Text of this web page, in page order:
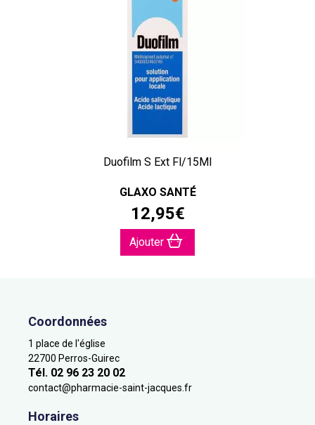
Duofilm S Ext Fl/15Ml
GLAXO SANTÉ
12,95€
Ajouter
Coordonnées
1 place de l'église
22700 Perros-Guirec
Tél. 02 96 23 20 02
contact@pharmacie-saint-jacques.fr
Horaires